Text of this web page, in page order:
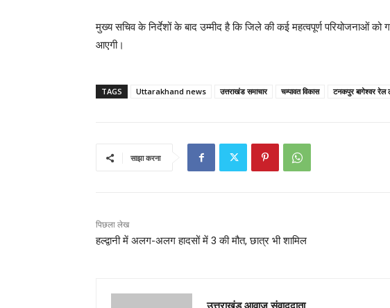
मुख्य सचिव के निर्देशों के बाद उम्मीद है कि जिले की कई महत्वपूर्ण परियोजनाओं को
आएगी।
TAGS Uttarakhand news उत्तराखंड समाचार चम्पावत विकास टनकपुर बागेश्वर रेल
साझा करना
पिछला लेख
हल्द्वानी में अलग-अलग हादसों में 3 की मौत, छात्र भी शामिल